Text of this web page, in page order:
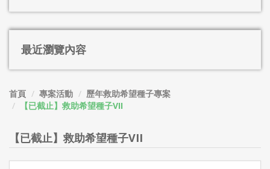
最近瀏覽內容
首頁 專案活動
歷年救助希望種子專案
【已截止】救助希望種子VII
【已截止】救助希望種子VII